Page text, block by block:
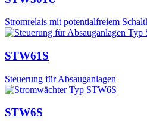
Stromrelais mit potentialfreiem
STW61S
Steuerung für Absauganlagen
STW6S